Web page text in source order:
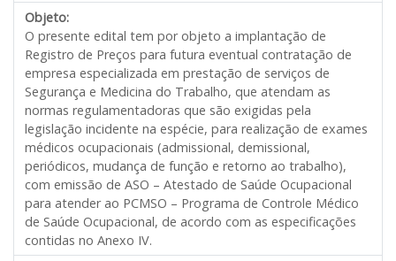
Objeto:
O presente edital tem por objeto a implantação de
Registro de Preços para futura eventual contratação de
empresa especializada em prestação de serviços de
Segurança e Medicina do Trabalho, que atendam as
normas regulamentadoras que são exigidas pela
legislação incidente na espécie, para realização de exames
médicos ocupacionais (admissional, demissional,
periódicos, mudança de função e retorno ao trabalho),
com emissão de ASO – Atestado de Saúde Ocupacional
para atender ao PCMSO – Programa de Controle Médico
de Saúde Ocupacional, de acordo com as especificações
contidas no Anexo IV.